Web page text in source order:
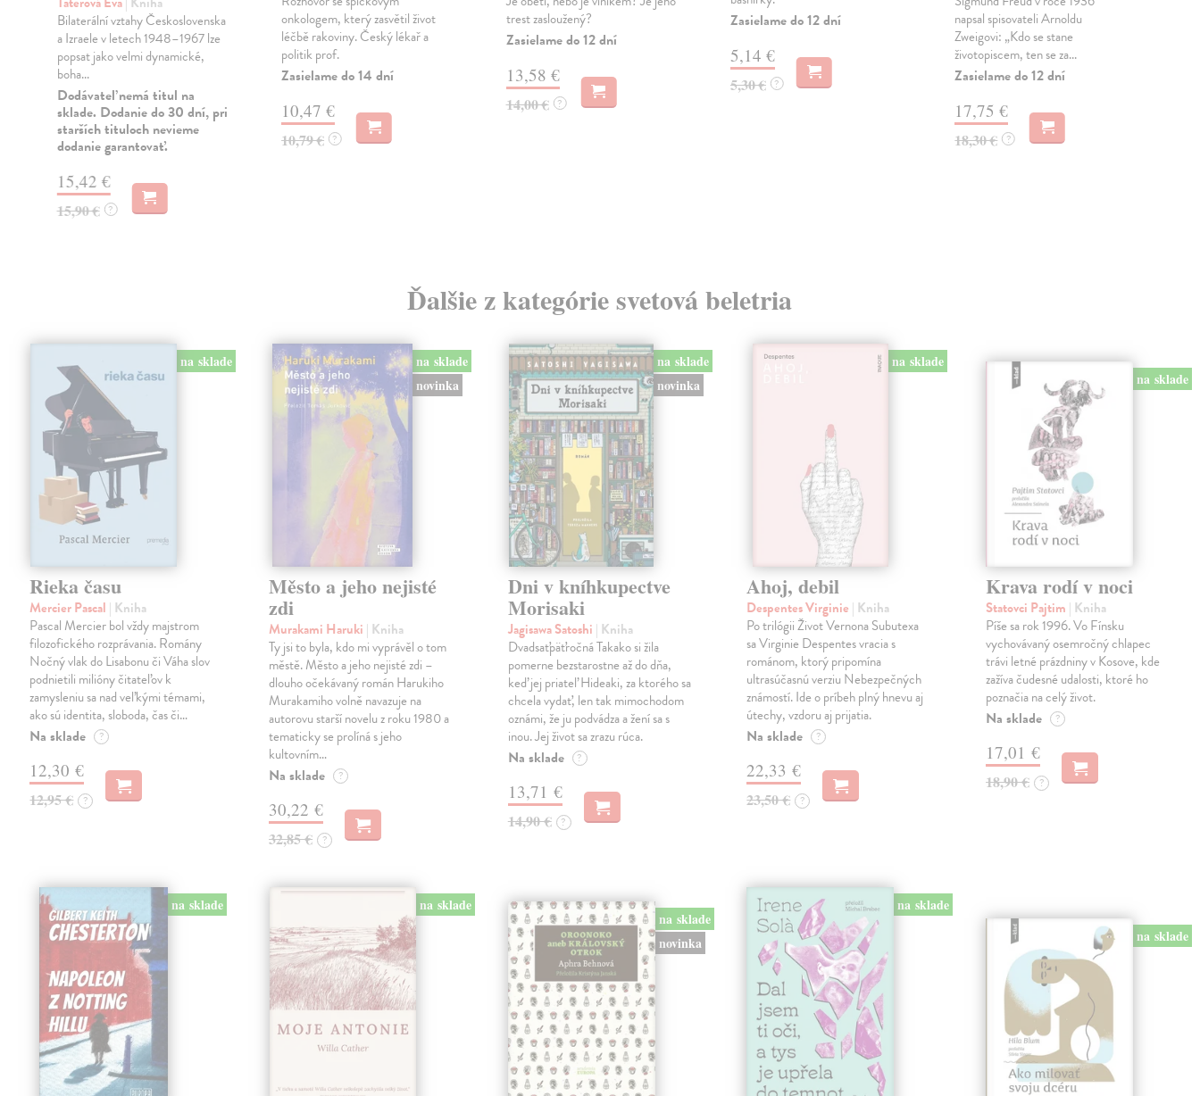
Bilaterální vztahy Československa
a Izraele v letech 1948–1967 lze
popsat jako velmi dynamické,
boha...
Dodávateľ nemá titul na
sklade. Dodanie do 30 dní, pri
starších tituloch nevieme
dodanie garantovať.
15,42 €
15,90 € ?
onkologem, který zasvětil život
léčbě rakoviny. Český lékař a
politik prof.
Zasielame do 14 dní
10,47 €
10,79 € ?
trest zasloužený?
Zasielame do 12 dní
13,58 €
14,00 € ?
Zasielame do 12 dní
5,14 €
5,30 € ?
napsal spisovateli Arnoldu
Zweigovi: „Kdo se stane
životopiscem, ten se za...
Zasielame do 12 dní
17,75 €
18,30 € ?
Ďalšie z kategórie svetová beletria
na sklade
Rieka času
Mercier Pascal | Kniha
Pascal Mercier bol vždy majstrom
filozofického rozprávania. Romány
Nočný vlak do Lisabonu či Váha slov
podnietili milióny čitateľov k
zamysleniu sa nad veľkými témami,
ako sú identita, sloboda, čas či…
Na sklade ?
12,30 €
12,95 € ?
na sklade
novinka
Město a jeho nejisté
zdi
Murakami Haruki | Kniha
Ty jsi to byla, kdo mi vyprávěl o tom
městě. Město a jeho nejisté zdi –
dlouho očekávaný román Harukiho
Murakamiho volně navazuje na
autorovu starší novelu z roku 1980 a
tematicky se prolíná s jeho
kultovním…
Na sklade ?
30,22 €
32,85 € ?
na sklade
novinka
Dni v kníhkupectve
Morisaki
Jagisawa Satoshi | Kniha
Dvadsaťpäťročná Takako si žila
pomerne bezstarostne až do dňa,
keď jej priateľ Hideaki, za ktorého sa
chcela vydať, len tak mimochodom
oznámi, že ju podvádza a žení sa s
inou. Jej život sa zrazu rúca.
Na sklade ?
13,71 €
14,90 € ?
na sklade
Ahoj, debil
Despentes Virginie | Kniha
Po trilógii Život Vernona Subutexa
sa Virginie Despentes vracia s
románom, ktorý pripomína
ultrasúčasnú verziu Nebezpečných
známostí. Ide o príbeh plný hnevu aj
útechy, vzdoru aj prijatia.
Na sklade ?
22,33 €
23,50 € ?
na sklade
Krava rodí v noci
Statovci Pajtim | Kniha
Píše sa rok 1996. Vo Fínsku
vychovávaný osemročný chlapec
trávi letné prázdniny v Kosove, kde
zažíva čudesné udalosti, ktoré ho
poznačia na celý život.
Na sklade ?
17,01 €
18,90 € ?
na sklade na sklade
na sklade
novinka
na sklade
na sklade